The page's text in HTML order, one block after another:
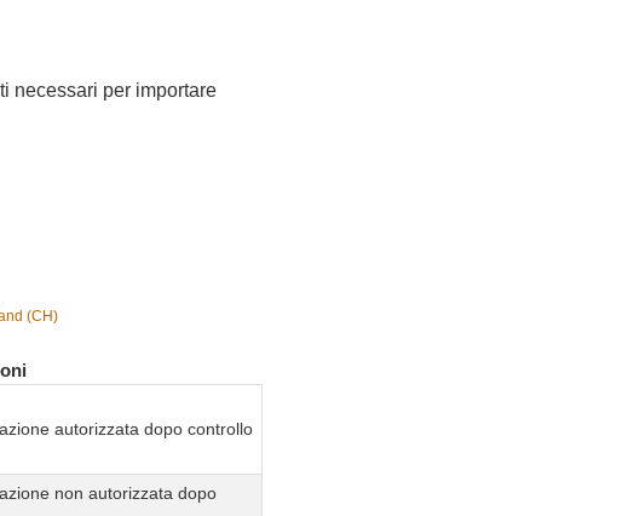
necessari per importare
(CH)
autorizzata dopo controllo
non autorizzata dopo